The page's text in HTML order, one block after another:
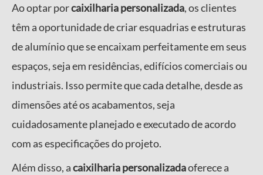
Ao optar porcaixilharia personalizada, os clientes
têm a oportunidade de criar esquadrias e estruturas
de alumínio que se encaixam perfeitamente em seus
espaços, seja em residências, edifícios comerciais ou
industriais. Isso permite que cada detalhe, desde as
dimensões até os acabamentos, seja
cuidadosamente planejado e executado de acordo
com as especificações do projeto.
Além disso, acaixilharia personalizadaoferece a